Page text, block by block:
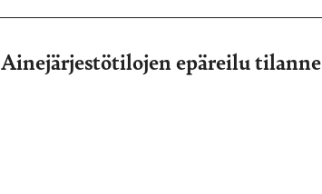
Ainejärjestötilojen epäreilu tilanne